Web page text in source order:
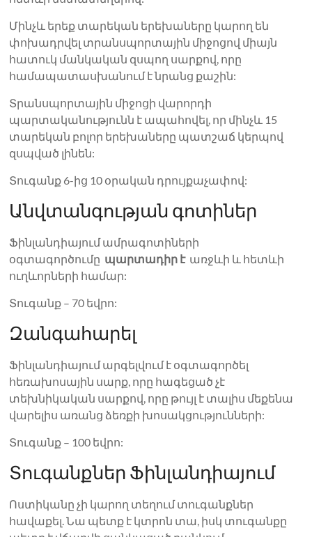
Մինչև երեք տարեկան երեխաները կարող են
փոխադրվել տրանսպորտային միջոցով միայն
հատուկ մանկական զսպող սարքով, որը
համապատասխանում է նրանց քաշին:
Տրանսպորտային միջոցի վարորդի
պարտականությունն է ապահովել, որ մինչև 15
տարեկան բոլոր երեխաները պատշաճ կերպով
զսպված լինեն:
Տուգանք 6-ից 10 օրական դրույքաչափով:
Անվտանգության գոտիներ
Ֆինլանդիայում ամրագոտիների
օգտագործումը պարտադիր էառջևի և հետևի
ուղևորների համար:
Տուգանք – 70 եվրո:
Զանգահարել
Ֆինլանդիայում արգելվում է օգտագործել
հեռախոսային սարք, որը հագեցած չէ
տեխնիկական սարքով, որը թույլ է տալիս մեքենա
վարելիս առանց ձեռքի խոսակցությունների:
Տուգանք – 100 եվրո:
Տուգանքներ Ֆինլանդիայում
Ոստիկանը չի կարող տեղում տուգանքներ
հավաքել. Նա պետք է կտրոն տա, իսկ տուգանքը